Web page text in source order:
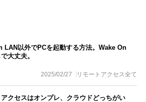
LAN以外でPCを起動する方法。Wake On
大丈夫。
2025/02/27 リモートアクセス全て
アクセスはオンプレ、クラウドどっちがい